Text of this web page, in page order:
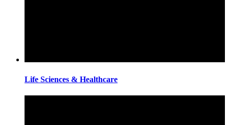
Life Sciences & Healthcare